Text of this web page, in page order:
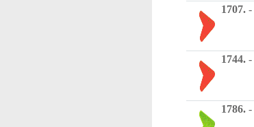
1707. -
1744. -
1786. -